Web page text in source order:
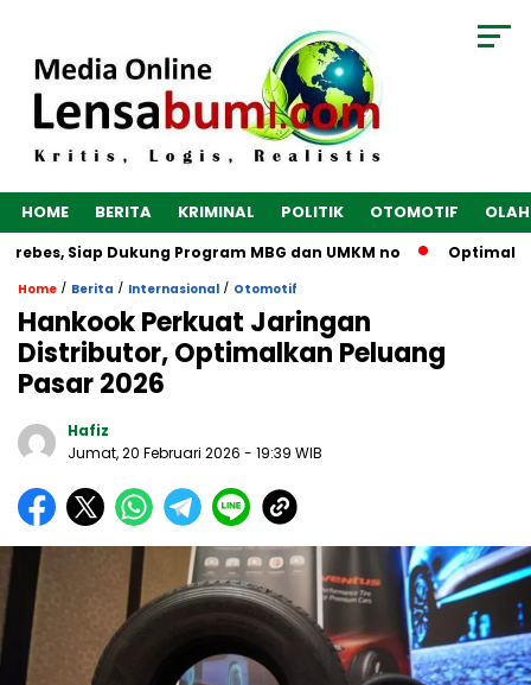
HOME BERITA KRIMINAL POLITIK OTOMOTIF
Siap Dukung Program MBG dan UMKM no Optimalkan
Home / Berita / Internasional / Otomotif
Hankook Perkuat Jaringan
Distributor, Optimalkan Peluang
Pasar 2026
Hafiz
Jumat, 20 Februari 2026 - 19:39 WIB